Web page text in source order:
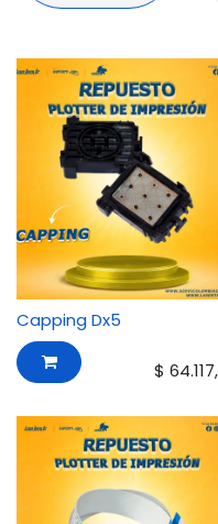
Capping Dx5
$